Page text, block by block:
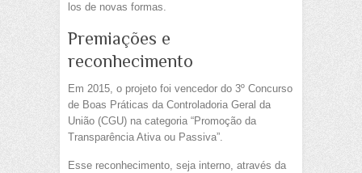
los de novas formas.
Premiações e
reconhecimento
Em 2015, o projeto foi vencedor do 3º Concurso
de Boas Práticas da Controladoria Geral da
União (CGU) na categoria “Promoção da
Transparência Ativa ou Passiva”.
Esse reconhecimento, seja interno, através da